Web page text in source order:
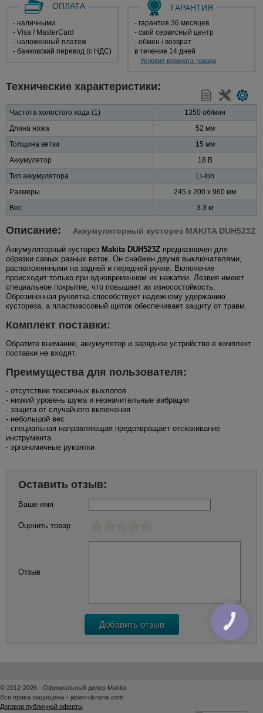
ОПЛАТА
- наличными
- Visa / MasterCard
- наложенный платеж
- банковский перевод (с НДС)
ГАРАНТИЯ
- гарантия 36 месяцев
- свой сервисный центр
- обмен / возврат
в течение 14 дней
Условия возврата товара
Технические характеристики:
Частота холостого хода (1)
1350 об/мин
Длина ножа
52 мм
Толщина ветки
15 мм
Аккумулятор
18 В
Тип аккумулятора
Li-Ion
Размеры
245 x 200 x 960 мм
Вес
3.3 кг
Описание: Аккумуляторный кусторез MAKITA DUH523Z
Аккумуляторный кусторез Makita DUH523Z предназначен для
обрезки самых разных веток. Он снабжен двумя выключателями,
расположенными на задней и передней ручке. Включение
происходит только при одновременном их нажатии. Лезвия имеют
специальное покрытие, что повышает их износостойкость.
Обрезиненная рукоятка способствует надежному удержанию
кустореза, а пластмассовый щиток обеспечивает защиту от травм.
Комплект поставки:
Обратите внимание, аккумулятор и зарядное устройство в комплект
поставки не входят.
Преимущества для пользователя:
- отсутствие токсичных выхлопов
- низкий уровень шума и незначительные вибрации
- защита от случайного включения
- небольшой вес
- специальная направляющая предотвращает отскакивание
инструмента
- эргономичные рукоятки
Оставить отзыв:
Ваше имя
Оценить товар
Отзыв
© 2012-2026 - Официальный дилер Makita
Все права защищены - japan-ukraine.com
Договор публичной оферты
КНОПКА
ЗВ'ЯЗКУ